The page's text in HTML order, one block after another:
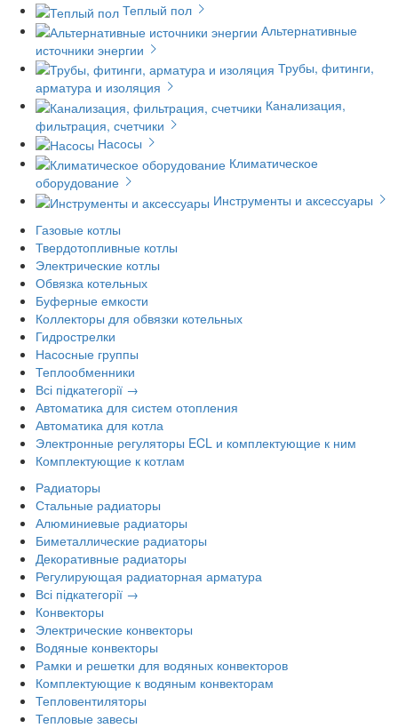
Теплый пол
Альтернативные
источники энергии
Трубы, фитинги,
арматура и изоляция
Канализация,
фильтрация, счетчики
Насосы
Климатическое
оборудование
Инструменты и аксессуары
Газовые котлы
Твердотопливные котлы
Электрические котлы
Обвязка котельных
Буферные емкости
Коллекторы для обвязки котельных
Гидрострелки
Насосные группы
Теплообменники
Всі підкатегорії →
Автоматика для систем отопления
Автоматика для котла
Электронные регуляторы ECL и комплектующие к ним
Комплектующие к котлам
Радиаторы
Стальные радиаторы
Алюминиевые радиаторы
Биметаллические радиаторы
Декоративные радиаторы
Регулирующая радиаторная арматура
Всі підкатегорії →
Конвекторы
Электрические конвекторы
Водяные конвекторы
Рамки и решетки для водяных конвекторов
Комплектующие к водяным конвекторам
Тепловентиляторы
Тепловые завесы